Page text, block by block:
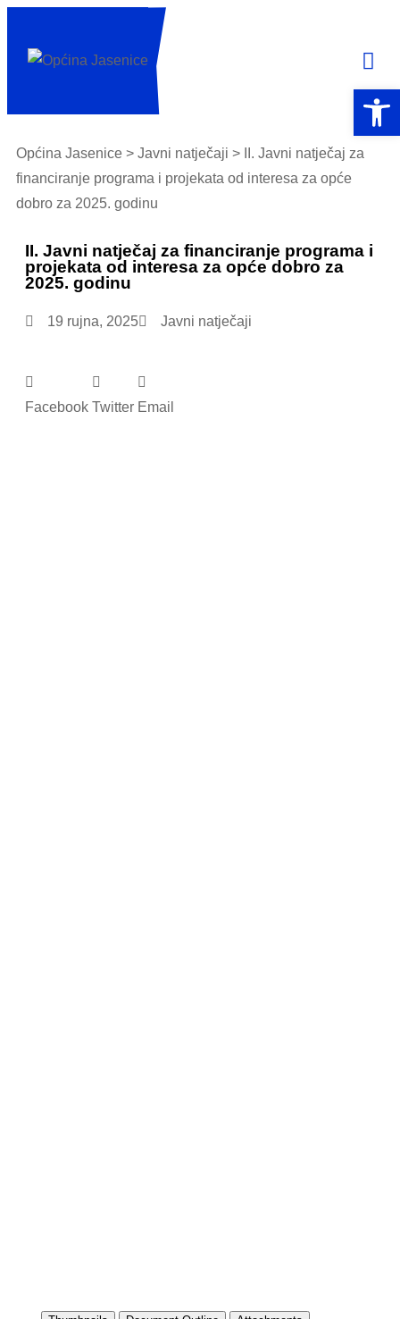
Općina Jasenice > Javni natječaji > II. Javni natječaj za
financiranje programa i projekata od interesa za opće
dobro za 2025. godinu
II. Javni natječaj za financiranje programa i
projekata od interesa za opće dobro za
2025. godinu
19 rujna, 2025 Javni natječaji
Facebook Twitter Email